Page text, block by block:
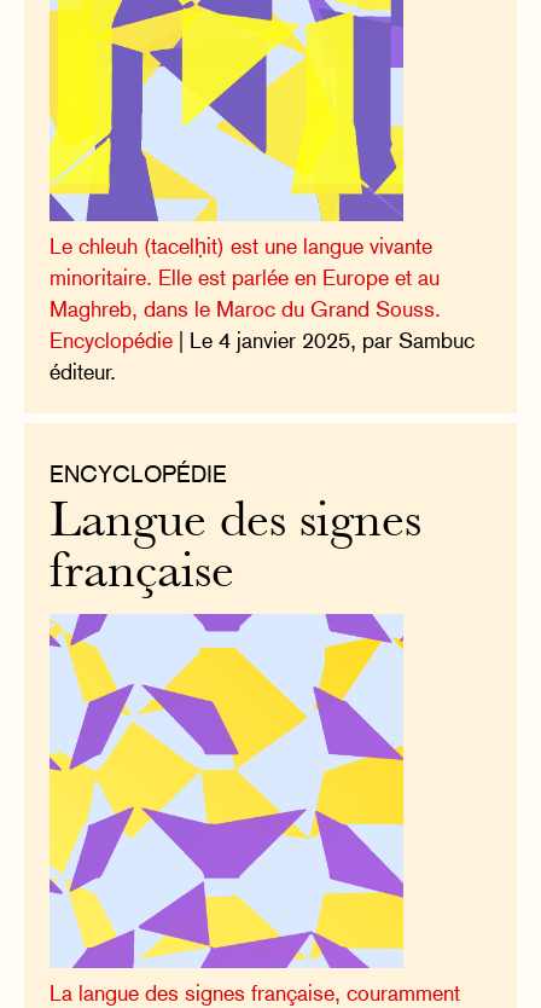
Le chleuh (tacelḥit) est une langue vivante
minoritaire. Elle est parlée en Europe et au
Maghreb, dans le Maroc du Grand Souss.
Encyclopédie | Le 4 janvier 2025, par Sambuc
éditeur.
ENCYCLOPÉDIE
Langue des signes
française
La langue des signes française, couramment